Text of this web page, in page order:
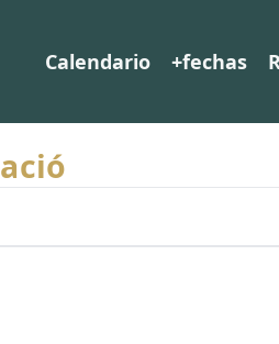
Calendario +fechas